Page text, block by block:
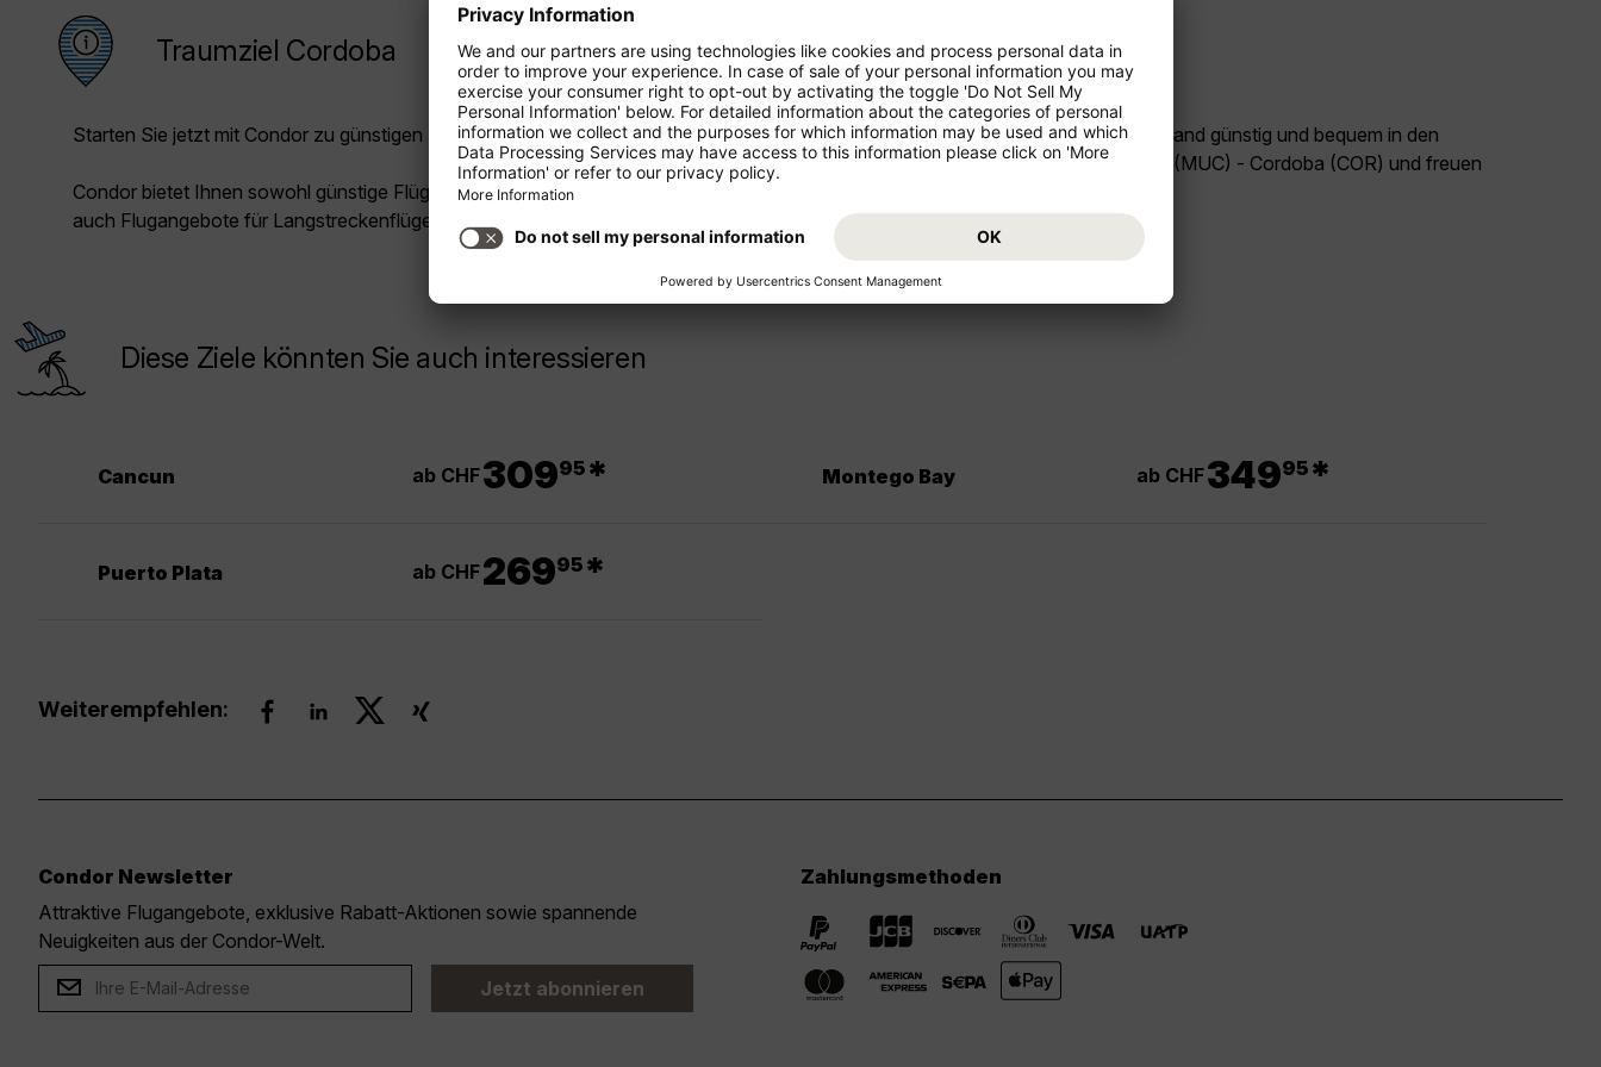
Traumziel Cordoba
Starten Sie jetzt mit Condor zu günstigen Preisen in Ihren Urlaub!
Condor bietet Ihnen sowohl günstige Flüge für die Kurz- und Mittelstrecke als
auch Flugangebote für Langstreckenflüge.
Starten Sie von Ihrem Abflugsland Deutschland günstig und bequem in den
Urlaub. Buchen Sie jetzt den Flug München (MUC) - Cordoba (COR) und freuen
Diese Ziele könnten Sie auch interessieren
Cancun ab CHF30995 * Montego Bay ab CHF34995 *
Puerto Plata ab CHF26995 *
Weiterempfehlen:
Condor Newsletter
Attraktive Flugangebote, exklusive Rabatt-Aktionen sowie spannende
Neuigkeiten aus der Condor-Welt.
Jetzt abonnieren
Zahlungsmethoden